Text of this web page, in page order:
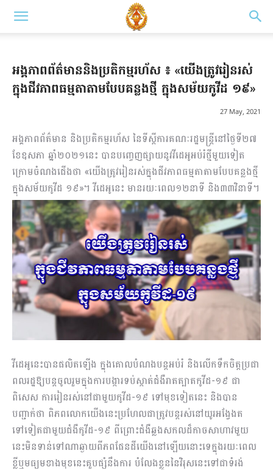
អង្គភាពព័ត៌មាននិងប្រតិកម្មរហ័ស ៖ «យើងត្រូវរៀនរស់
ក្នុងជីវភាពធម្មតាតាមបែបគន្លងថ្មី ក្នុងសម័យកូវីដ ១៩»
27 May, 2021
អង្គភាពព័ត៌មាន និងប្រតិកម្មរហ័ស នៃទីស្តីការគណៈរដ្ឋមន្ត្រីនៅថ្ងៃទី២៧
ខែឧសភា ឆ្នាំ២០២១នេះ បានបញ្ចេញផ្សាយនូវវីដេអូអប់រំថ្មីមួយទៀត
ក្រោមចំណងជើងថា «យើងត្រូវរៀនរស់ក្នុងជីវភាពធម្មតាតាមបែបគន្លងថ្មី
ក្នុងសម័យកូវីដ ១៩»។ វីដេអូនេះ មានរយៈពេល១២នាទី និង៣៣វិនាទី។
វីដេអូនេះបានផលិតឡើង ក្នុងគោលបំណងបន្តអប់រំ និងលើកទឹកចិត្តប្រជា
ពលរដ្ឋឱ្យបន្តចូលរួមក្នុងការបង្ការទប់ស្កាត់ជំងឺរាតត្បាតកូវីដ-១៩ ជា
ពិសេស ការរៀនរស់នៅជាមួយកូវីដ-១៩ ទៅមុខទៀតនេះ និងបាន
បញ្ជាក់ថា ពិភពលោកយើងនេះប្រហែលជាត្រូវបន្តរស់នៅយូរអង្វែងត
ទៅទៀតជាមួយជំងឺកូវីដ-១៩ ពីព្រោះជំងឺឆ្លងសកលដ៏កាចសាហាវមួយ
នេះមិនទាន់ទៅណាឆ្ងាយពីភពផែនដីយើងនៅឡើយនោះទេក្នុងរយៈពេល
ខ្លីឬមធ្យមខាងមុខនេះគួបផ្សំនឹងការ បំលែងខ្លួននៃវិរុសនេះទៅជាទំរង់